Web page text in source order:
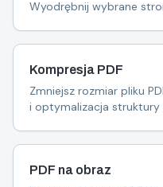
Wyodrębnij wybrane
Kompresja PDF
Zmniejsz rozmiar pliku
i optymalizacja struktury
PDF na obraz